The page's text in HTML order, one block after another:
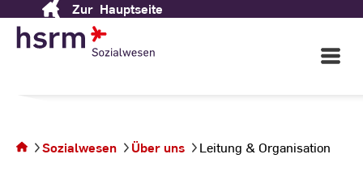
Content
Zur Hauptseite
Open
Main
in Wiesbaden
SeiteSozialwesen Über uns Leitung & Organisation